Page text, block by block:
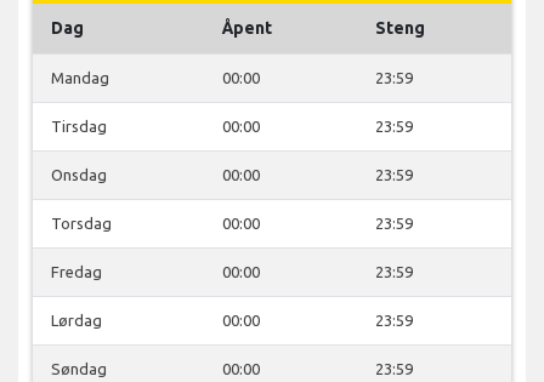
Dag Åpent Steng
Mandag 00:00 23:59
Tirsdag 00:00 23:59
Onsdag 00:00 23:59
Torsdag 00:00 23:59
Fredag 00:00 23:59
Lørdag 00:00 23:59
Søndag 00:00 23:59